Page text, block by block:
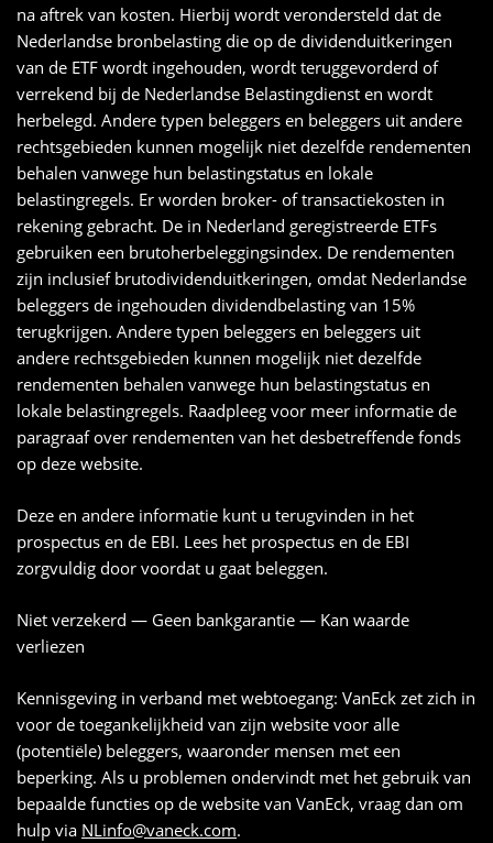
na aftrek van kosten. Hierbij wordt verondersteld dat de
Nederlandse bronbelasting die op de dividenduitkeringen
van de ETF wordt ingehouden, wordt teruggevorderd of
verrekend bij de Nederlandse Belastingdienst en wordt
herbelegd. Andere typen beleggers en beleggers uit andere
rechtsgebieden kunnen mogelijk niet dezelfde rendementen
behalen vanwege hun belastingstatus en lokale
belastingregels. Er worden broker- of transactiekosten in
rekening gebracht. De in Nederland geregistreerde ETFs
gebruiken een brutoherbeleggingsindex. De rendementen
zijn inclusief brutodividenduitkeringen, omdat Nederlandse
beleggers de ingehouden dividendbelasting van 15%
terugkrijgen. Andere typen beleggers en beleggers uit
andere rechtsgebieden kunnen mogelijk niet dezelfde
rendementen behalen vanwege hun belastingstatus en
lokale belastingregels. Raadpleeg voor meer informatie de
paragraaf over rendementen van het desbetreffende fonds
op deze website.
Deze en andere informatie kunt u terugvinden in het
prospectus en de EBI. Lees het prospectus en de EBI
zorgvuldig door voordat u gaat beleggen.
Niet verzekerd — Geen bankgarantie — Kan waarde
verliezen
Kennisgeving in verband met webtoegang: VanEck zet zich in
voor de toegankelijkheid van zijn website voor alle
(potentiële) beleggers, waaronder mensen met een
beperking. Als u problemen ondervindt met het gebruik van
bepaalde functies op de website van VanEck, vraag dan om
hulp via NLinfo@vaneck.com.